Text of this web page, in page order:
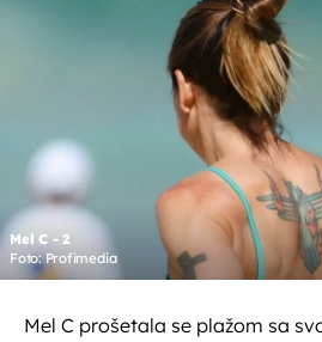
Mel C - 2
Foto: Profimedia
Mel C prošetala se plažom sa
OMOGUĆI